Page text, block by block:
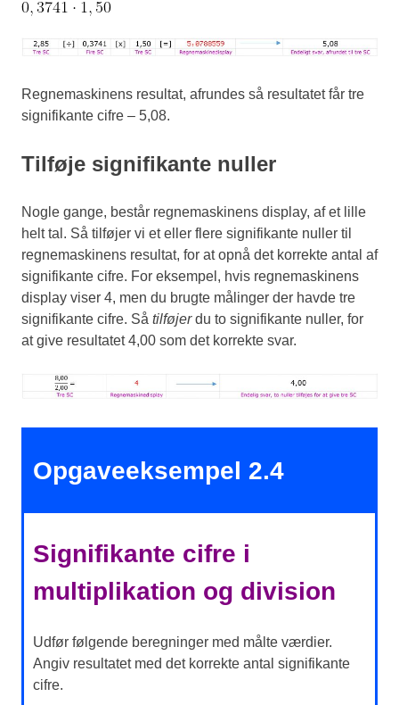
Regnemaskinens resultat, afrundes så resultatet får tre
signifikante cifre – 5,08.
Tilføje signifikante nuller
Nogle gange, består regnemaskinens display, af et lille
helt tal. Så tilføjer vi et eller flere signifikante nuller til
regnemaskinens resultat, for at opnå det korrekte antal af
signifikante cifre. For eksempel, hvis regnemaskinens
display viser 4, men du brugte målinger der havde tre
signifikante cifre. Så tilføjerdu to signifikante nuller, for
at give resultatet 4,00 som det korrekte svar.
Opgaveeksempel 2.4
Signifikante cifre i
multiplikation og division
Udfør følgende beregninger med målte værdier.
Angiv resultatet med det korrekte antal signifikante
cifre.